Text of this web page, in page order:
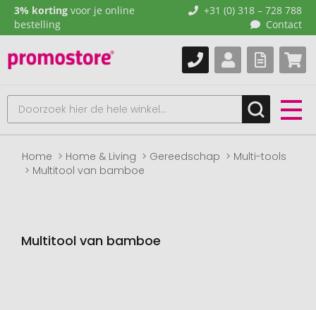
3% korting voor je online
bestelling
+31 (0) 318 – 728 788
Contact
Home Home & Living Gereedschap
Multi-tools
Multitool van bamboe
Multitool van bamboe